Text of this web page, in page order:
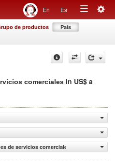
En Es
Toggle
de productos País
comerciales in US$ a
de servicios comerciales (US$ a precios